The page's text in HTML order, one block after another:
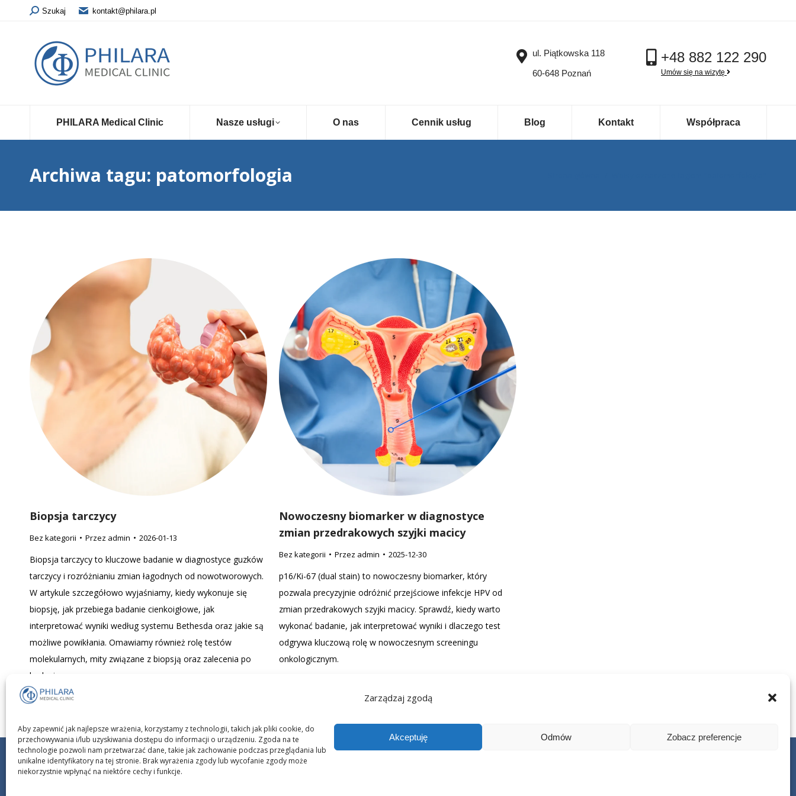
Zarządzaj zgodą
Aby zapewnić jak najlepsze wrażenia, korzystamy z technologii, takich jak pliki cookie, do
przechowywania i/lub uzyskiwania dostępu do informacji o urządzeniu. Zgoda na te
technologie pozwoli nam przetwarzać dane, takie jak zachowanie podczas przeglądania lub
unikalne identyfikatory na tej stronie. Brak wyrażenia zgody lub wycofanie zgody może
niekorzystnie wpłynąć na niektóre cechy i funkcje.
Akceptuję Odmów Zobacz preferencje
Szukaj kontakt@philara.pl
ul. Piątkowska 118
60-648 Poznań
+48 882 122 290
Umów się na wizytę
PHILARA Medical Clinic Nasze usługi O nas Cennik usług Blog Kontakt Współpraca
Archiwa tagu: patomorfologia
Biopsja tarczycy
Bez kategorii Przez admin 2026-01-13
Biopsja tarczycy to kluczowe badanie w diagnostyce guzków
tarczycy i rozróżnianiu zmian łagodnych od nowotworowych.
W artykule szczegółowo wyjaśniamy, kiedy wykonuje się
biopsję, jak przebiega badanie cienkoigłowe, jak
interpretować wyniki według systemu Bethesda oraz jakie są
możliwe powikłania. Omawiamy również rolę testów
molekularnych, mity związane z biopsją oraz zalecenia po
badaniu.
Nowoczesny biomarker w diagnostyce
zmian przedrakowych szyjki macicy
Bez kategorii Przez admin 2025-12-30
p16/Ki-67 (dual stain) to nowoczesny biomarker, który
pozwala precyzyjnie odróżnić przejściowe infekcje HPV od
zmian przedrakowych szyjki macicy. Sprawdź, kiedy warto
wykonać badanie, jak interpretować wyniki i dlaczego test
odgrywa kluczową rolę w nowoczesnym screeningu
onkologicznym.